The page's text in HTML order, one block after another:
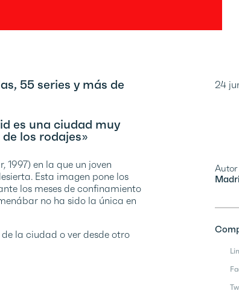
55 series y más de
es una ciudad muy
los rodajes»
1997) en la que un joven
Esta imagen pone los
los meses de confinamiento
no ha sido la única en
la ciudad o ver desde otro
24
Autor